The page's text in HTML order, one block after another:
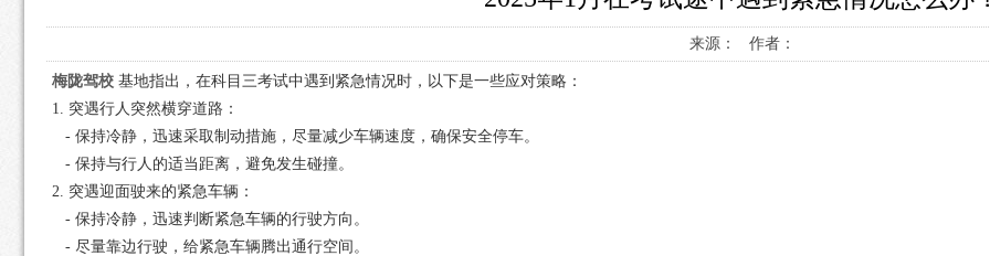
来源： 作者：
梅陇驾校基地指出，在科目三考试中遇到紧急情况时，以下是一些应对策略：
1. 突遇行人突然横穿道路：
- 保持冷静，迅速采取制动措施，尽量减少车辆速度，确保安全停车。
- 保持与行人的适当距离，避免发生碰撞。
2. 突遇迎面驶来的紧急车辆：
- 保持冷静，迅速判断紧急车辆的行驶方向。
- 尽量靠边行驶，给紧急车辆腾出通行空间。